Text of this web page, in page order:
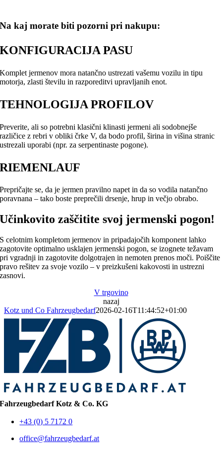
Na kaj morate biti pozorni pri nakupu:
KONFIGURACIJA PASU
Komplet jermenov mora natančno ustrezati vašemu vozilu in tipu
motorja, zlasti številu in razporeditvi upravljanih enot.
TEHNOLOGIJA PROFILOV
Preverite, ali so potrebni klasični klinasti jermeni ali sodobnejše
različice z rebri v obliki črke V, da bodo profil, širina in višina stranic
ustrezali uporabi (npr. za serpentinaste pogone).
RIEMENLAUF
Prepričajte se, da je jermen pravilno napet in da so vodila natančno
poravnana – tako boste preprečili drsenje, hrup in večjo obrabo.
Učinkovito zaščitite svoj jermenski pogon!
S celotnim kompletom jermenov in pripadajočih komponent lahko
zagotovite optimalno usklajen jermenski pogon, se izognete težavam
pri vgradnji in zagotovite dolgotrajen in nemoten prenos moči. Poiščite
pravo rešitev za svoje vozilo – v preizkušeni kakovosti in ustrezni
zasnovi.
V trgovino
nazaj
Kotz und Co Fahrzeugbedarf2026-02-16T11:44:52+01:00
Fahrzeugbedarf Kotz & Co. KG
+43 (0) 5 7172 0
office@fahrzeugbedarf.at